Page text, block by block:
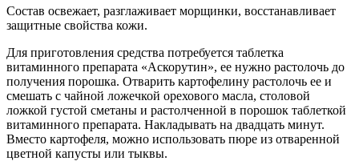
Состав освежает, разглаживает морщинки, восстанавливает
защитные свойства кожи.
Для приготовления средства потребуется таблетка
витаминного препарата «Аскорутин», ее нужно растолочь до
получения порошка. Отварить картофелину растолочь ее и
смешать с чайной ложечкой орехового масла, столовой
ложкой густой сметаны и растолченной в порошок таблеткой
витаминного препарата. Накладывать на двадцать минут.
Вместо картофеля, можно использовать пюре из отваренной
цветной капусты или тыквы.